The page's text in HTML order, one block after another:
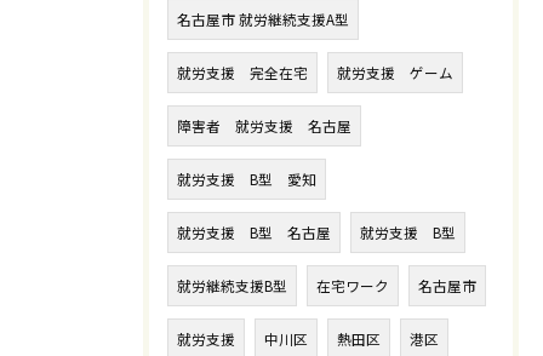
名古屋市 就労継続支援A型
就労支援 完全在宅 就労支援 ゲーム
障害者 就労支援 名古屋
就労支援 B型 愛知
就労支援 B型 名古屋 就労支援 B型
就労継続支援B型 在宅ワーク 名古屋市
就労支援 中川区 熱田区 港区